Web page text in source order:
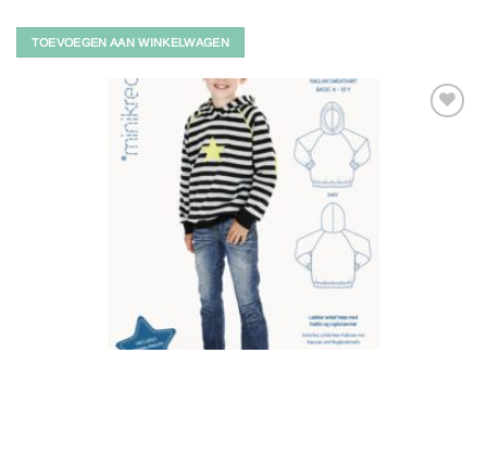
TOEVOEGEN AAN WINKELWAGEN